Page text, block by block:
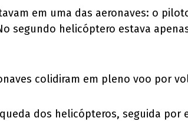
em uma das aeronaves: o
segundo helicóptero estava
colidiram em pleno voo por
dos helicópteros, seguida por